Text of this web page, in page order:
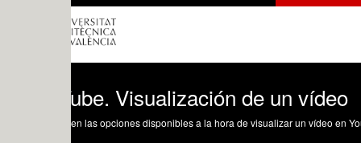
Visualización de un vídeo